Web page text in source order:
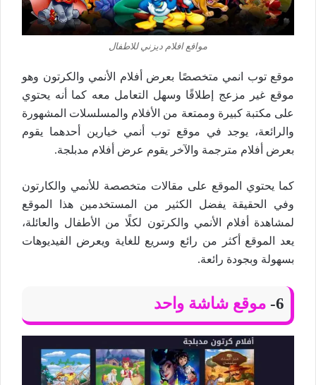
مواقع افلام ديزني للاطفال
موقع توب انمي متخصصًا بعرض أفلام الأنمي والكرتون وهو
موقع غير مزعج إطلاقًا وسهل التعامل معه كما أنه يحتوي
على مكتبة كبيرة وممتعة من الأفلام والمسلسلات المشهورة
والرائعة، يوجد في موقع توب أنمي خيارين أحدهما يقوم
بعرض أفلام مترجمة والآخر يقوم عرض أفلام مدبلجة.
كما يحتوي الموقع على مقالات متخصصة للأنمي والكارتون
وفي الحقيقة يفضل الكثير من المستخدمين هذا الموقع
لمشاهدة أفلام الأنمي والكرتون لكلًا من الأطفال والعائلة،
يعد الموقع أكثر من رائع وسريع للغاية ويعرض الفيديوهات
بسهولة وبجودة رائعة.
6- موقع شاشة واحد